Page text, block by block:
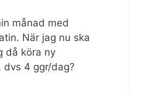
månad med
När jag nu ska
då köra ny
dvs 4 ggr/dag?